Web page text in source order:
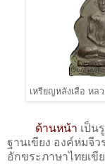
เหรียญหลังเสือ ห
ด้านหน้า เป็น
ฐานเขียง องค์ห่มจี
อักขระภาษาไทยเขี